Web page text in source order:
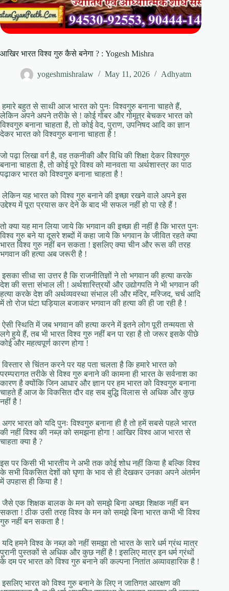
आखिर भारत विश्व गुरु कैसे बनेगा ? : Yogesh Mishra
yogeshmishralaw May 11, 2026 Adhyatm
हमारे बहुत से साथी आज भारत को पुनः विश्वगुरु बनाना चाहते हैं,
लेकिन अपने अपने तरीके से ! कोई गोबर और गोमूत्र बेचकर भारत को
विश्वगुरु बनाना चाहता है, तो कोई वेद, पुराण, उपनिषद आदि का ज्ञान
देकर भारत को विश्वगुरु बनाना चाहता है !
जो पढ़ा लिखा वर्ग है, वह तकनीकी और विधि की शिक्षा देकर विश्वगुरु
बनाना चाहता है, तो कोई पूरे विश्व को मानवता या अर्थशास्त्र का पाठ
पढ़ाकर भारत को विश्वगुरु बनाना चाहता है !
लेकिन यह भारत को विश्व गुरु बनाने की इच्छा रखने वाले अपने इस
उद्देश्य में पूरा प्रयास कर देने के बाद भी सफल नहीं हो पा रहे हैं !
तो क्या यह मान लिया जाये कि भगवान की इच्छा ही नहीं है कि भारत पुनः
विश्व गुरु बने या दूसरे शब्दों में कहा जाये कि भगवान के जीवित रहते क्या
भारत विश्व गुरु नहीं बन सकता ! इसलिए क्या चीन और रूस की तरह
भगवान की हत्या अब जरूरी है !
इसका सीधा सा उत्तर है कि राजनीतिज्ञों ने तो भगवान की हत्या करके
देश की सत्ता संभाल ली ! अर्थशास्त्रियों और उद्योगपति ने भी भगवान की
हत्या करके देश की अर्थव्यवस्था संभाल ली और मंदिर, मस्जिद, चर्च आदि
में तो रोज घंटा घड़ियाल बजाकर भगवान की हत्या की ही जा रही है !
ऐसी स्थिति में जब भगवान की हत्या करने में इतने लोग पूरी तन्मयता से
लगे हुये हैं, तब भी भारत विश्व गुरु नहीं बन पा रहा है तो जरूर इसके पीछे
कोई और महत्वपूर्ण कारण होगा !
विस्तार से चिंतन करने पर यह पता चलता है कि हमारे भारत को
परम्परागत तरीके से विश्व गुरु बनाने की कामना ही भारत के सर्वनाश का
कारण है क्योंकि जिन आधार और ज्ञान पर हम भारत को विश्वगुरु बनाना
चाहते हैं आज के विकसित दौर वह सब बुद्धि विलास से अधिक और कुछ
नहीं है !
अगर भारत को यदि पुनः विश्वगुरु बनाना ही है तो हमें सबसे पहले भारत
की नहीं विश्व की नब्ज़ को समझना होगा ! आखिर विश्व आज भारत से
चाहता क्या है ?
इस पर किसी भी भारतीय ने अभी तक कोई शोध नहीं किया है बल्कि विश्व
के सभी विकसित देशों को घृणा के भाव से ही देखकर उनका अपने अंतर्मन
में उपहास ही किया है !
जैसे एक शिक्षक बालक के मन को समझे बिना अच्छा शिक्षक नहीं बन
सकता ! ठीक उसी तरह विश्व के मन को समझे बिना भारत कभी भी विश्व
गुरु नहीं बन सकता है !
यदि हमने विश्व के नब्ज़ को नहीं समझा तो भारत के सारे धर्म ग्रंथ मात्र
पुरानी पुस्तकों से अधिक और कुछ नहीं है ! इसलिए मात्र इन धर्म ग्रंथों
के दम पर भारत को विश्व गुरु बनाने की कल्पना नितांत अव्यावहारिक है !
इसलिए भारत को विश्व गुरु बनाने के लिए न जातिगत आरक्षण की